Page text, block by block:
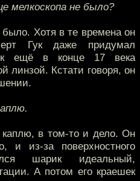
мелкоскопа не было?
было. Хотя в те времена он
Гук даже придумал
ещё в конце 17 века
линзой. Кстати говоря, он
в том-то и дело. Он
и из-за поверхностного
шарик идеальный,
А потом его краешек